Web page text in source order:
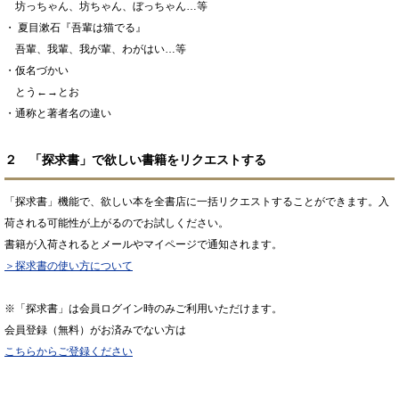
坊っちゃん、坊ちゃん、ぼっちゃん…等
・ 夏目漱石『吾輩は猫でる』
吾輩、我輩、我が輩、わがはい…等
・仮名づかい
とう←→とお
・通称と著者名の違い
２ 「探求書」で欲しい書籍をリクエストする
「探求書」機能で、欲しい本を全書店に一括リクエストすることができます。入
荷される可能性が上がるのでお試しください。
書籍が入荷されるとメールやマイページで通知されます。
＞探求書の使い方について
※「探求書」は会員ログイン時のみご利用いただけます。
会員登録（無料）がお済みでない方は
こちらからご登録ください